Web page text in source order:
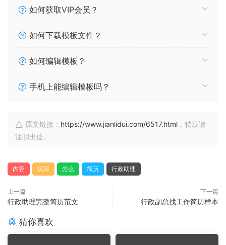
如何获取VIP会员？
如何下载模板文件？
如何编辑模板？
手机上能编辑模板吗？
原文链接： https://www.jianlidui.com/6517.html ，转载请
注明出处。
内容 填写 怎么 简历 行政助理
上一篇
行政助理完整简历范文
下一篇
行政副总找工作简历样本
猜你喜欢